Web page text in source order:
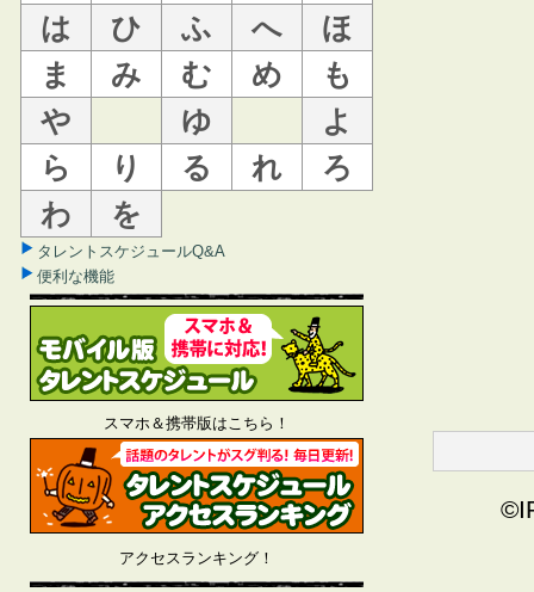
は
ひ ふ へ
ほ
ま
み む め
も
や
ゆ
よ
ら
り る れ
ろ
わ
を
タレントスケジュールQ&A
便利な機能
スマホ＆携帯版はこちら！
アクセスランキング！